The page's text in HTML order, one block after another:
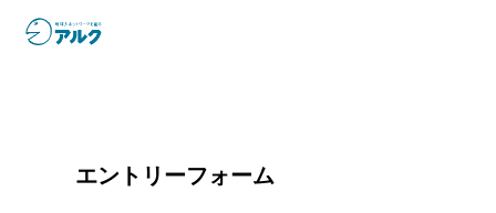
        エントリーフォーム